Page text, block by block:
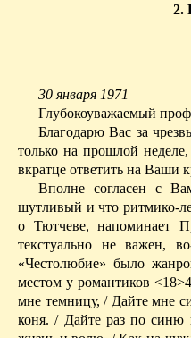
2.
30 января 1971
Глубокоуважаемый
Благодарю Вас за
только на прошлой
вкратце ответить на Ваши
Вполне согласен с
шутливый и что ритмико-
о Тютчеве, напоминает
текстуально не важен,
«Честолюбие» было
местом у романтиков
мне темницу, / Дайте мне
коня. / Дайте раз по синю